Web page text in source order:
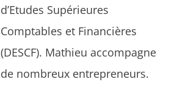
d’Etudes Supérieures
Comptables et Financières
(DESCF). Mathieu accompagne
de nombreux entrepreneurs.